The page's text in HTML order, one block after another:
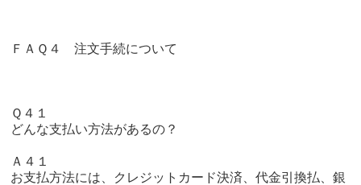
ＦＡＱ４ 注文手続について
Ｑ４１
どんな支払い方法があるの？
Ａ４１
お支払方法には、クレジットカード決済、代金引換払、銀